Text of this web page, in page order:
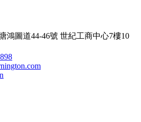
鴻圖道44-46號 世紀工商中心7樓10